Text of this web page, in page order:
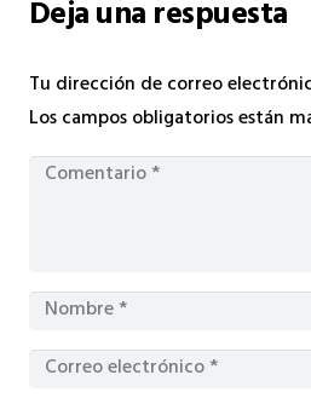
Deja una respuesta
Tu dirección de correo
Los campos obligatorios están